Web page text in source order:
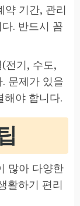
약 기간, 관리
. 반드시 꼼
전기, 수도,
문제가 있을
야 합니다.
많아 다양한
활하기 편리